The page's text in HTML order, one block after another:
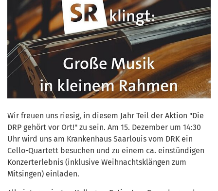
Wir freuen uns riesig, in diesem Jahr Teil der Aktion "Die
DRP gehört vor Ort!" zu sein. Am 15. Dezember um 14:30
Uhr wird uns am Krankenhaus Saarlouis vom DRK ein
Cello-Quartett besuchen und zu einem ca. einstündigen
Konzerterlebnis (inklusive Weihnachtsklängen zum
Mitsingen) einladen.